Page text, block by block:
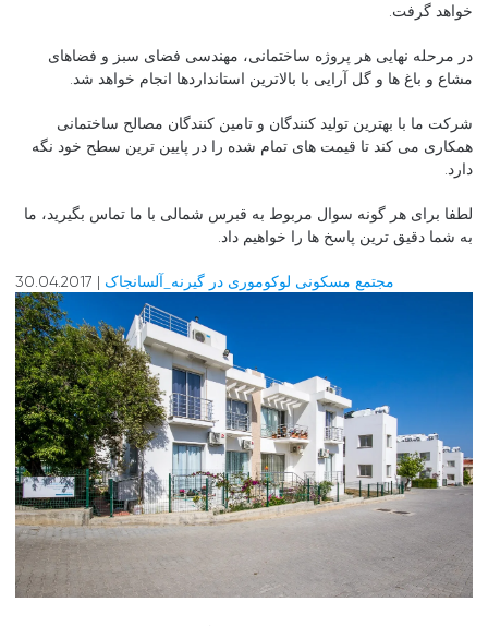
خواهد گرفت.
در مرحله نهایی هر پروژه ساختمانی، مهندسی فضای سبز و فضاهای
مشاع و باغ ها و گل آرایی با بالاترین استانداردها انجام خواهد شد.
شرکت ما با بهترین تولید کنندگان و تامین کنندگان مصالح ساختمانی
همکاری می کند تا قیمت های تمام شده را در پایین ترین سطح خود نگه
دارد.
لطفا برای هر گونه سوال مربوط به قبرس شمالی با ما تماس بگیرید، ما
به شما دقیق ترین پاسخ ها را خواهیم داد.
مجتمع مسکونی لوکوموری در گیرنه_آلسانجاک | 30.04.2017